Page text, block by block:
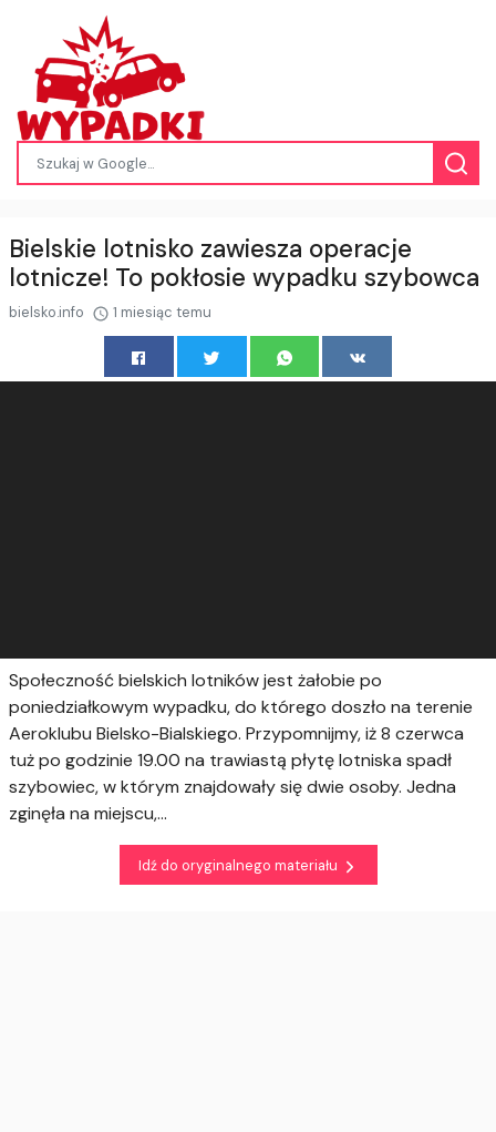
Bielskie lotnisko zawiesza operacje
lotnicze! To pokłosie wypadku szybowca
bielsko.info 1 miesiąc temu
Społeczność bielskich lotników jest żałobie po
poniedziałkowym wypadku, do którego doszło na terenie
Aeroklubu Bielsko-Bialskiego. Przypomnijmy, iż 8 czerwca
tuż po godzinie 19.00 na trawiastą płytę lotniska spadł
szybowiec, w którym znajdowały się dwie osoby. Jedna
zginęła na miejscu,...
Idź do oryginalnego materiału